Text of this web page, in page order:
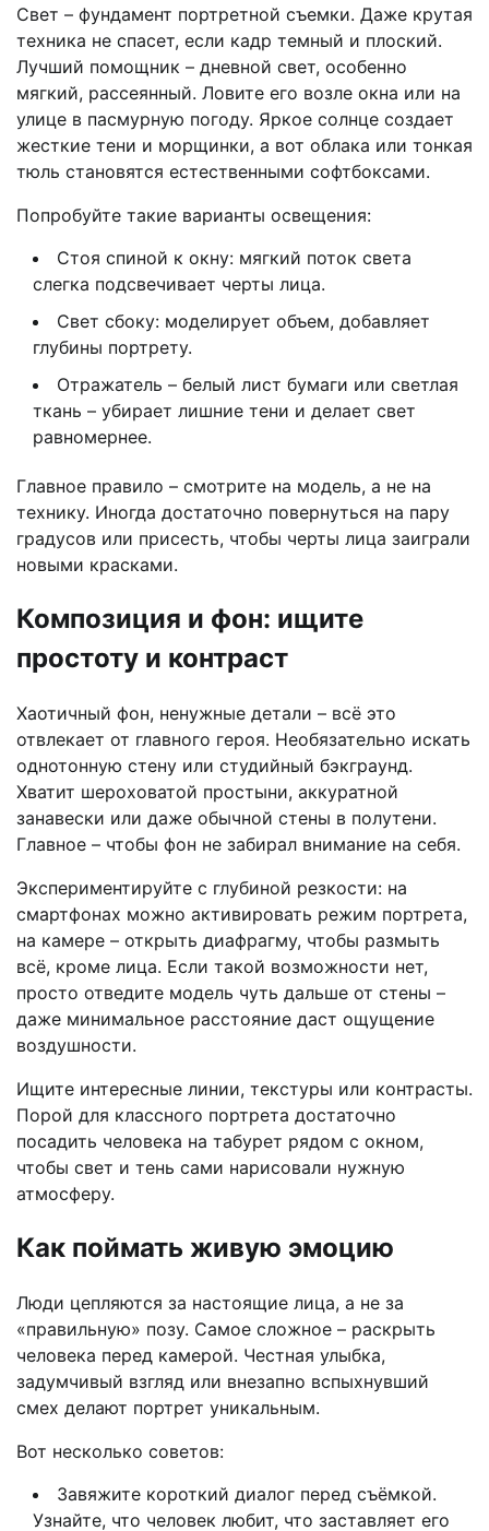
Свет – фундамент портретной съемки. Даже крутая
техника не спасет, если кадр темный и плоский.
Лучший помощник – дневной свет, особенно
мягкий, рассеянный. Ловите его возле окна или на
улице в пасмурную погоду. Яркое солнце создает
жесткие тени и морщинки, а вот облака или тонкая
тюль становятся естественными софтбоксами.
Попробуйте такие варианты освещения:
Стоя спиной к окну: мягкий поток света
слегка подсвечивает черты лица.
Свет сбоку: моделирует объем, добавляет
глубины портрету.
Отражатель – белый лист бумаги или светлая
ткань – убирает лишние тени и делает свет
равномернее.
Главное правило – смотрите на модель, а не на
технику. Иногда достаточно повернуться на пару
градусов или присесть, чтобы черты лица заиграли
новыми красками.
Композиция и фон: ищите
простоту и контраст
Хаотичный фон, ненужные детали – всё это
отвлекает от главного героя. Необязательно искать
однотонную стену или студийный бэкграунд.
Хватит шероховатой простыни, аккуратной
занавески или даже обычной стены в полутени.
Главное – чтобы фон не забирал внимание на себя.
Экспериментируйте с глубиной резкости: на
смартфонах можно активировать режим портрета,
на камере – открыть диафрагму, чтобы размыть
всё, кроме лица. Если такой возможности нет,
просто отведите модель чуть дальше от стены –
даже минимальное расстояние даст ощущение
воздушности.
Ищите интересные линии, текстуры или контрасты.
Порой для классного портрета достаточно
посадить человека на табурет рядом с окном,
чтобы свет и тень сами нарисовали нужную
атмосферу.
Как поймать живую эмоцию
Люди цепляются за настоящие лица, а не за
«правильную» позу. Самое сложное – раскрыть
человека перед камерой. Честная улыбка,
задумчивый взгляд или внезапно вспыхнувший
смех делают портрет уникальным.
Вот несколько советов:
Завяжите короткий диалог перед съёмкой.
Узнайте, что человек любит, что заставляет его